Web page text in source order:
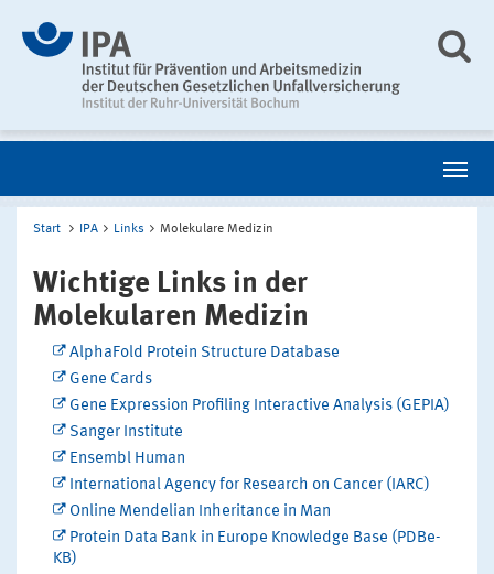
Start IPA Links Molekulare Medizin
Wichtige Links in der
Molekularen Medizin
AlphaFold Protein Structure Database
Gene Cards
Gene Expression Profiling Interactive Analysis (GEPIA)
Sanger Institute
Ensembl Human
International Agency for Research on Cancer (IARC)
Online Mendelian Inheritance in Man
Protein Data Bank in Europe Knowledge Base (PDBe-
KB)